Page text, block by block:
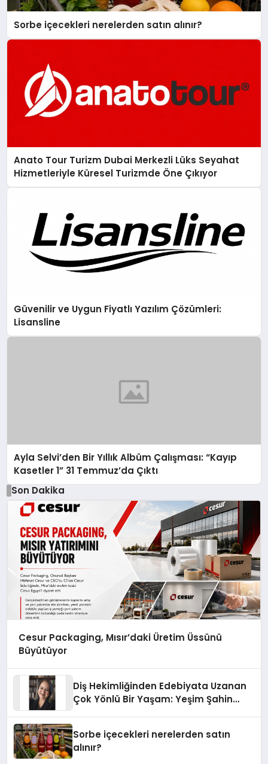
Sorbe içecekleri nerelerden satın alınır?
Anato Tour Turizm Dubai Merkezli Lüks Seyahat
Hizmetleriyle Küresel Turizmde Öne Çıkıyor
Güvenilir ve Uygun Fiyatlı Yazılım Çözümleri:
Lisansline
Ayla Selvi’den Bir Yıllık Albüm Çalışması: “Kayıp
Kasetler 1” 31 Temmuz’da Çıktı
Son Dakika
Cesur Packaging, Mısır’daki Üretim Üssünü
Büyütüyor
Diş Hekimliğinden Edebiyata Uzanan
Çok Yönlü Bir Yaşam: Yeşim Şahin
Sorbe içecekleri nerelerden satın
alınır?